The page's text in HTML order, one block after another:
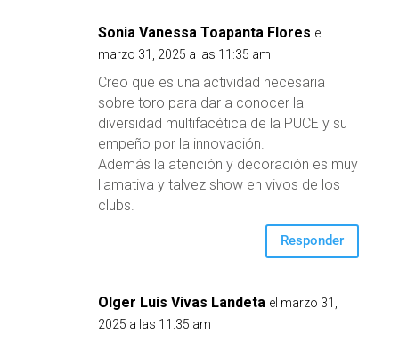
Sonia Vanessa Toapanta Flores el
marzo 31, 2025 a las 11:35 am
Creo que es una actividad necesaria
sobre toro para dar a conocer la
diversidad multifacética de la PUCE y su
empeño por la innovación.
Además la atención y decoración es muy
llamativa y talvez show en vivos de los
clubs.
Responder
Olger Luis Vivas Landeta el marzo 31,
2025 a las 11:35 am